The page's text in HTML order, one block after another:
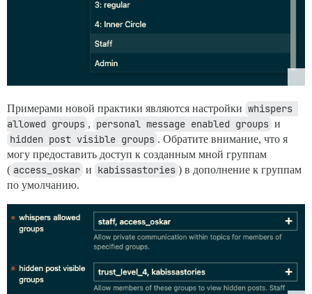
Примерами новой практики являются настройки whispers
allowed groups , personal message enabled groups и
hidden post visible groups . Обратите внимание, что я
могу предоставить доступ к созданным мной группам
( access_oskar и kabissastories ) в дополнение к группам
по умолчанию.